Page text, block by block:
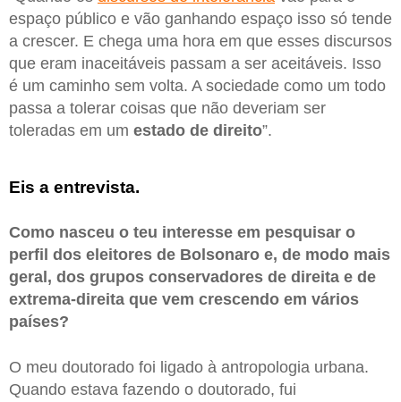
espaço público e vão ganhando espaço isso só tende
a crescer. E chega uma hora em que esses discursos
que eram inaceitáveis passam a ser aceitáveis. Isso
é um caminho sem volta. A sociedade como um todo
passa a tolerar coisas que não deveriam ser
toleradas em um estado de direito”.
Eis a entrevista.
Como nasceu o teu interesse em pesquisar o
perfil dos eleitores de Bolsonaro e, de modo mais
geral, dos grupos conservadores de direita e de
extrema-direita que vem crescendo em vários
países?
O meu doutorado foi ligado à antropologia urbana.
Quando estava fazendo o doutorado, fui